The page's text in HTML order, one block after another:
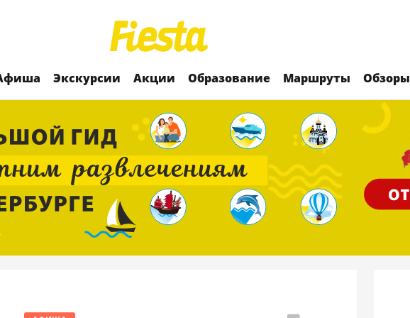
Экскурсии Акции Образование Маршруты Обзоры